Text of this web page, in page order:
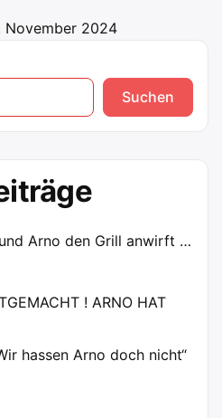
November 2024
Suchen
Arno den Grill anwirft …
! ARNO HAT
hassen Arno doch nicht“